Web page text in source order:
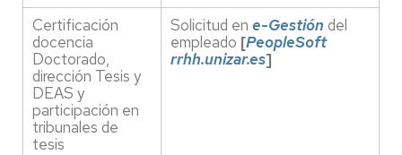
Certificación
docencia
Doctorado,
dirección Tesis y
DEAS y
participación en
tribunales de
tesis
Solicitud en e-Gestión del
empleado [PeopleSoft
rrhh.unizar.es]